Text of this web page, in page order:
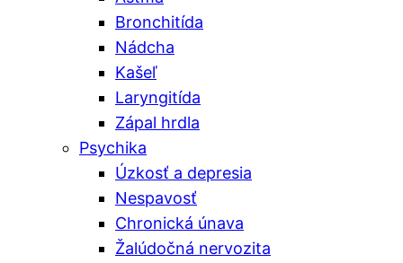
Bronchitída
Nádcha
Kašeľ
Laryngitída
Zápal hrdla
Psychika
Úzkosť a depresia
Nespavosť
Chronická únava
Žalúdočná nervozita